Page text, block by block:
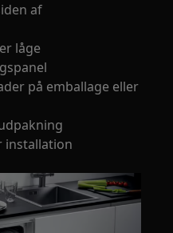
af
låge
på emballage eller
installation